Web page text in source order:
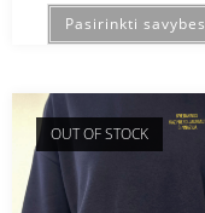
Pasirinkti savybes
OUT OF STOCK